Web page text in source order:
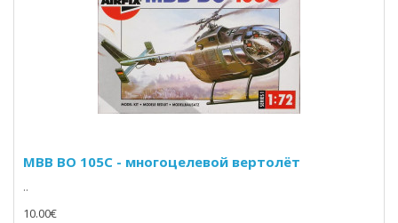
MBB BO 105C - многоцелевой вертолёт
..
10.00€